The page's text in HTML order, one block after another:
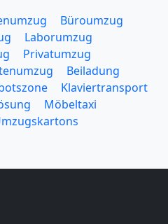
Büroumzug
Laborumzug
Privatumzug
Beiladung
Klaviertransport
Möbeltaxi